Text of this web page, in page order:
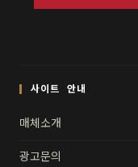
사이트 안내
매체소개
광고문의